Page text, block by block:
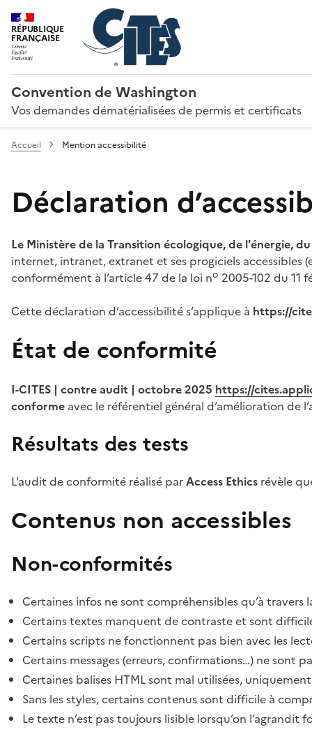
RÉPUBLIQUE
FRANÇAISE
Convention de Washington
Vos demandes dématérialisées de permis et certificats
Accueil Mention accessibilité
Déclaration
Le Ministère de la Transition écologique, de l'énergie,
internet, intranet, extranet et ses progiciels
conformément à l’article 47 de la loi no 2005-102 du 11
Cette déclaration d’accessibilité s’applique à https://
État de conformité
I-CITES | contre audit | octobre 2025 https://
conforme avec le référentiel général d’amélioration de
Résultats des tests
L’audit de conformité réalisé parAccess Ethics révèle
Contenus non accessibles
Non-conformités
Certaines infos ne sont compréhensibles qu’à travers
Certains textes manquent de contraste et sont
Certains scripts ne fonctionnent pas bien avec les
Certains messages (erreurs, confirmations…) ne sont
Certaines balises HTML sont mal utilisées,
Sans les styles, certains contenus sont difficile à
Le texte n’est pas toujours lisible lorsqu’on l’agrandit